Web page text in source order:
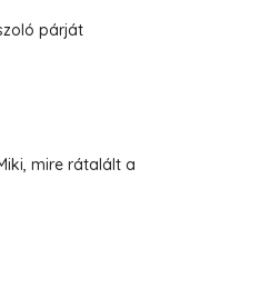
párját
mire rátalált a